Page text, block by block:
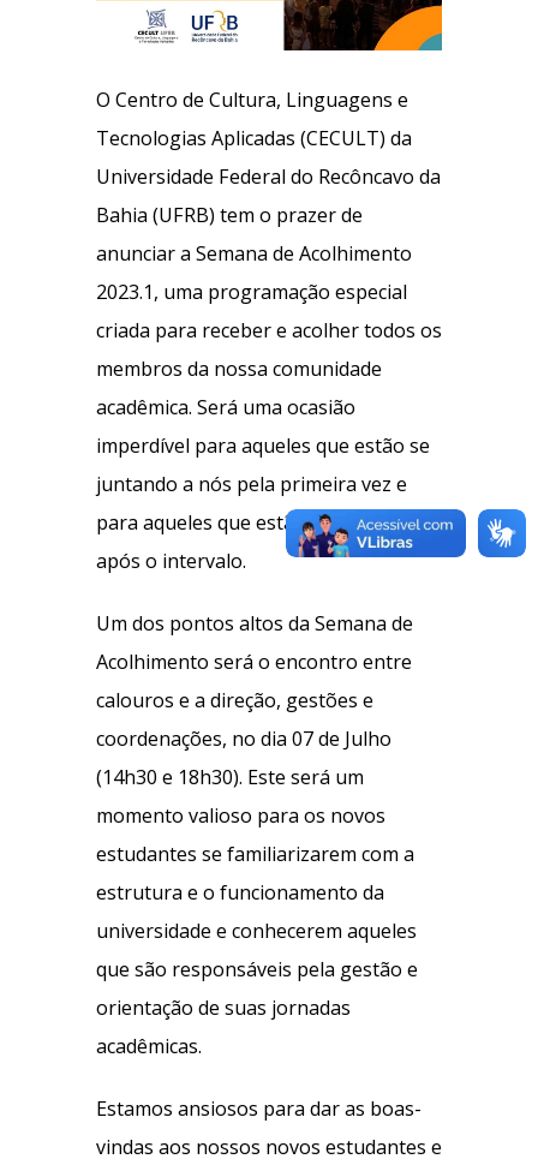
O Centro de Cultura, Linguagens e
Tecnologias Aplicadas (CECULT) da
Universidade Federal do Recôncavo da
Bahia (UFRB) tem o prazer de
anunciar a Semana de Acolhimento
2023.1, uma programação especial
criada para receber e acolher todos os
membros da nossa comunidade
acadêmica. Será uma ocasião
imperdível para aqueles que estão se
juntando a nós pela primeira vez e
para aqueles que estão retornando
após o intervalo.
Um dos pontos altos da Semana de
Acolhimento será o encontro entre
calouros e a direção, gestões e
coordenações, no dia 07 de Julho
(14h30 e 18h30). Este será um
momento valioso para os novos
estudantes se familiarizarem com a
estrutura e o funcionamento da
universidade e conhecerem aqueles
que são responsáveis pela gestão e
orientação de suas jornadas
acadêmicas.
Estamos ansiosos para dar as boas-
vindas aos nossos novos estudantes e